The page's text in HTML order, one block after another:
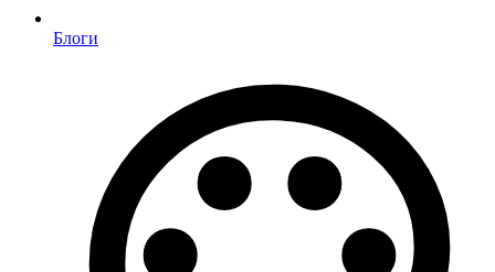
Блоги